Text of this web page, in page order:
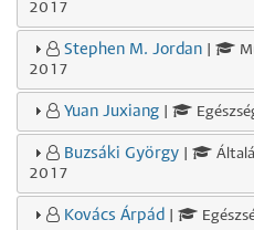
2017
Stephen M. Jordan
2017
Yuan Juxiang
Buzsáki György
2017
Kovács Árpád